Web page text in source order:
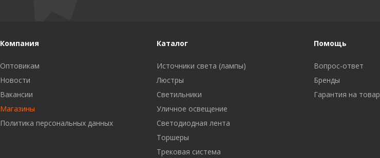
Компания
Оптовикам
Новости
Вакансии
Магазины
Политика персональных данных
Каталог
Источники света (лампы)
Люстры
Светильники
Уличное освещение
Светодиодная лента
Торшеры
Трековая система
Помощь
Вопрос-ответ
Бренды
Гарантия на товар